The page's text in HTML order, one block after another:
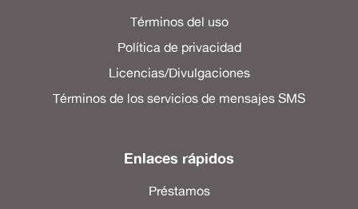
Términos del uso
Política de privacidad
Licencias/Divulgaciones
Términos de los servicios de mensajes SMS
Enlaces rápidos
Préstamos